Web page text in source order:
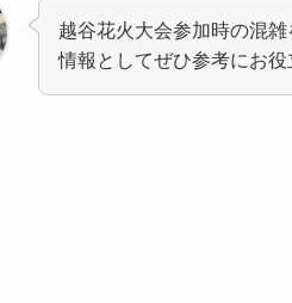
越谷花火大会参加時の混
情報としてぜひ参考にお役